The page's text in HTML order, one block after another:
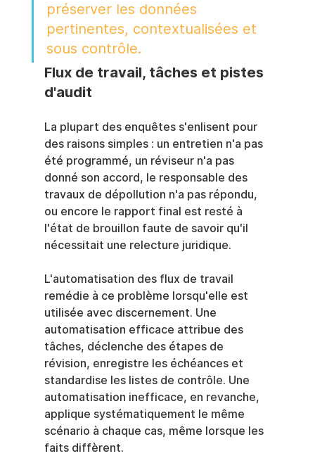
préserver les données
pertinentes, contextualisées et
sous contrôle.
Flux de travail, tâches et pistes
d'audit
La plupart des enquêtes s'enlisent pour
des raisons simples : un entretien n'a pas
été programmé, un réviseur n'a pas
donné son accord, le responsable des
travaux de dépollution n'a pas répondu,
ou encore le rapport final est resté à
l'état de brouillon faute de savoir qu'il
nécessitait une relecture juridique.
L'automatisation des flux de travail
remédie à ce problème lorsqu'elle est
utilisée avec discernement. Une
automatisation efficace attribue des
tâches, déclenche des étapes de
révision, enregistre les échéances et
standardise les listes de contrôle. Une
automatisation inefficace, en revanche,
applique systématiquement le même
scénario à chaque cas, même lorsque les
faits diffèrent.